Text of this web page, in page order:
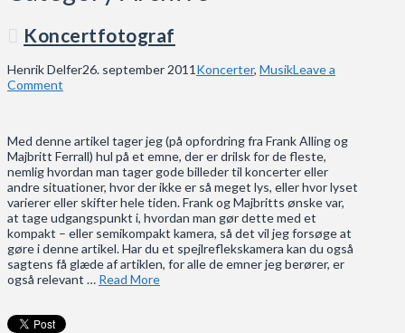
Koncertfotograf
Henrik Delfer26. september 2011 Koncerter, MusikLeave a
Comment
Med denne artikel tager jeg (på opfordring fra Frank Alling og
Majbritt Ferrall) hul på et emne, der er drilsk for de fleste,
nemlig hvordan man tager gode billeder til koncerter eller
andre situationer, hvor der ikke er så meget lys, eller hvor lyset
varierer eller skifter hele tiden. Frank og Majbritts ønske var,
at tage udgangspunkt i, hvordan man gør dette med et
kompakt – eller semikompakt kamera, så det vil jeg forsøge at
gøre i denne artikel. Har du et spejlreflekskamera kan du også
sagtens få glæde af artiklen, for alle de emner jeg berører, er
også relevant … Read More